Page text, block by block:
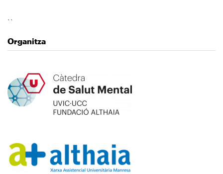
``
Organitza
Immagine
Immagine